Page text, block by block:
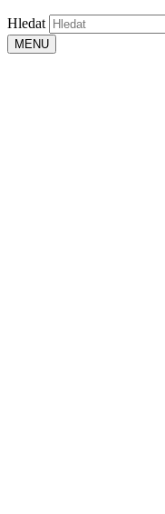
Hledat
MENU